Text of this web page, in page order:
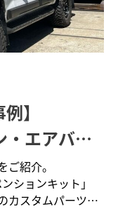
】
・エアバッ
ロード仕様
紹介。
ションキット」
カスタムパーツを